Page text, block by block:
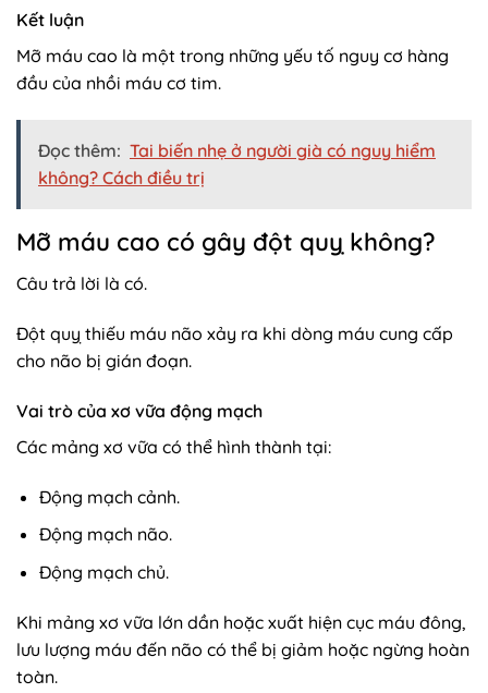
Kết luận
Mỡ máu cao là một trong những yếu tố nguy cơ hàng
đầu của nhồi máu cơ tim.
Đọc thêm: Tai biến nhẹ ở người già có nguy hiểm
không? Cách điều trị
Mỡ máu cao có gây đột quỵ không?
Câu trả lời là có.
Đột quỵ thiếu máu não xảy ra khi dòng máu cung cấp
cho não bị gián đoạn.
Vai trò của xơ vữa động mạch
Các mảng xơ vữa có thể hình thành tại:
Động mạch cảnh.
Động mạch não.
Động mạch chủ.
Khi mảng xơ vữa lớn dần hoặc xuất hiện cục máu đông,
lưu lượng máu đến não có thể bị giảm hoặc ngừng hoàn
toàn.